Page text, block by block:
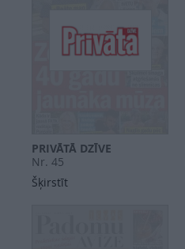
PRIVĀTĀ DZĪVE
Nr. 45
Šķirstīt